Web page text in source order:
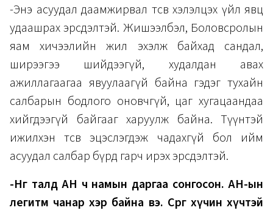
-Энэ асуудал даамжирвал төсөв хэлэлцэх үйл явц
удаашрах эрсдэлтэй. Жишээлбэл, Боловсролын
яам хичээлийн жил эхэлж байхад сандал,
ширээгээ шийдээгүй, худалдан авах
ажиллагаагаа явуулаагүй байна гэдэг тухайн
салбарын бодлого оновчгүй, цаг хугацаандаа
хийгдээгүй байгааг харуулж байна. Түүнтэй
ижилхэн төсөв эцэслэгдэж чадахгүй бол ийм
асуудал салбар бүрд гарч ирэх эрсдэлтэй.
-Нөгөө талд АН ч намын даргаа сонгосон. АН-ын
легитм чанар хэр байна вэ. Сөрөг хүчин хүчтэй